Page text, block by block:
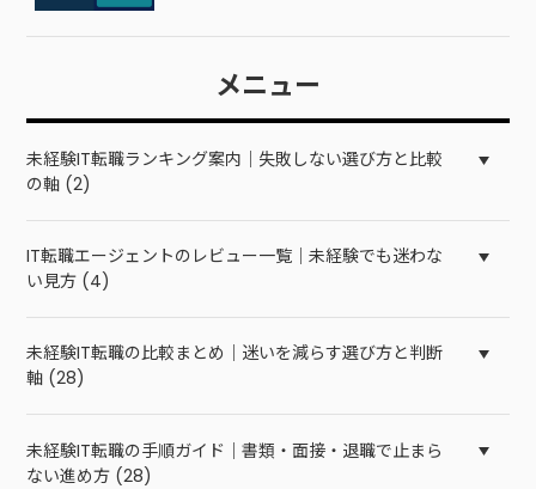
メニュー
未経験IT転職ランキング案内｜失敗しない選び方と比較
の軸 (2)
IT転職エージェントのレビュー一覧｜未経験でも迷わな
い見方 (4)
未経験IT転職の比較まとめ｜迷いを減らす選び方と判断
軸 (28)
未経験IT転職の手順ガイド｜書類・面接・退職で止まら
ない進め方 (28)